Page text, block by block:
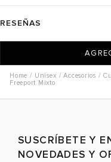
RESEÑAS
Unisex Accesorios
Freeport Mixto
SUSCRÍBETE Y
NOVEDADES Y